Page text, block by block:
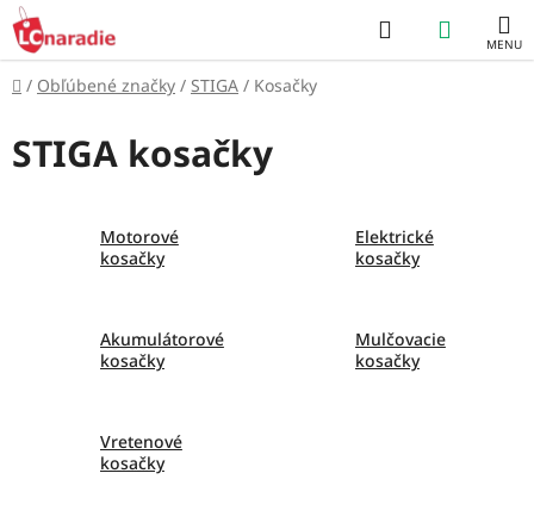
Prejsť
na
obsah
Hľadať
KOŠÍK
Domov
/ Obľúbené značky / STIGA / Kosačky
STIGA kosačky
Motorové
kosačky
Elektrické
kosačky
Akumulátorové
kosačky
Mulčovacie
kosačky
Vretenové
kosačky